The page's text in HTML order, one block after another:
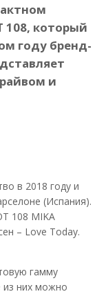
108, который
году бренд-
и
в 2018 году и
(Испания).
108 MIKA
– Love Today.
гамму
них можно